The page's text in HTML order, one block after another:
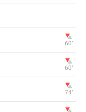
60‎’‎
60‎’‎
74‎’‎